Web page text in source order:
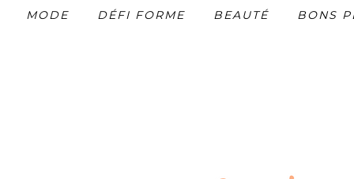
MODE DÉFI FORME BEAUTÉ BONS